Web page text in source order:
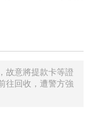
故意將提款卡等證
往回收，遭警方強